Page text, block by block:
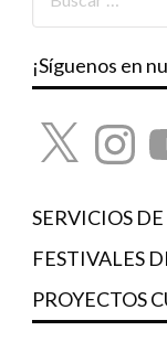
¡Síguenos en
X Instagram
SERVICIOS
FESTIVALES
PROYECTOS